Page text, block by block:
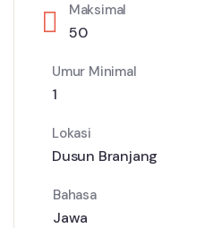
Maksimal
50
Umur Minimal
1
Lokasi
Dusun Branjang
Bahasa
Jawa